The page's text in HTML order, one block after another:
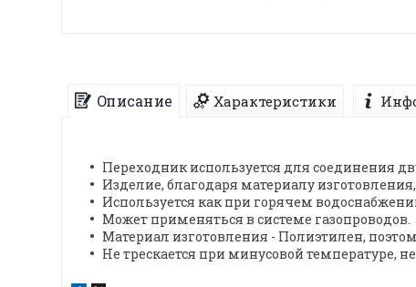
Описание Характеристики
Переходник используется для соединения
Изделие, благодаря материалу
Используется как при горячем
Может применяться в системе газопроводов.
Материал изготовления - Полиэтилен,
Не трескается при минусовой температуре,